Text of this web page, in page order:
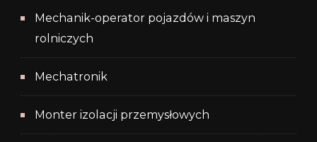
Mechanik-operator pojazdów i maszyn
rolniczych
Mechatronik
Monter izolacji przemysłowych